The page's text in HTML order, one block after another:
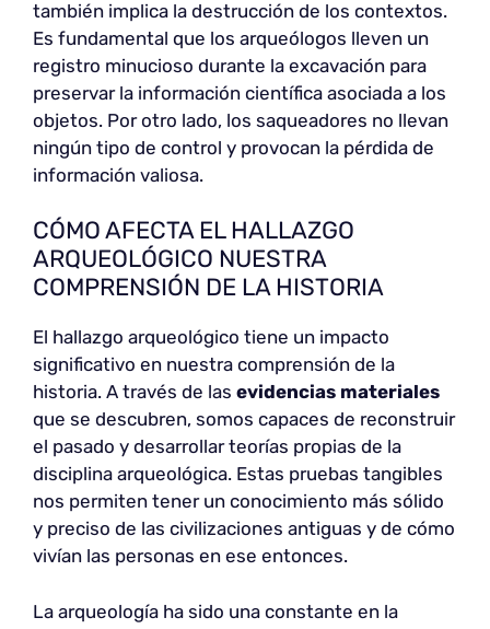
también implica la destrucción de los contextos.
Es fundamental que los arqueólogos lleven un
registro minucioso durante la excavación para
preservar la información científica asociada a los
objetos. Por otro lado, los saqueadores no llevan
ningún tipo de control y provocan la pérdida de
información valiosa.
CÓMO AFECTA EL HALLAZGO
ARQUEOLÓGICO NUESTRA
COMPRENSIÓN DE LA HISTORIA
El hallazgo arqueológico tiene un impacto
significativo en nuestra comprensión de la
historia. A través de las evidencias materiales
que se descubren, somos capaces de reconstruir
el pasado y desarrollar teorías propias de la
disciplina arqueológica. Estas pruebas tangibles
nos permiten tener un conocimiento más sólido
y preciso de las civilizaciones antiguas y de cómo
vivían las personas en ese entonces.
La arqueología ha sido una constante en la